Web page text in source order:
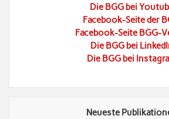
Die BGG bei
Facebook-Seite der
Facebook-Seite BGG-
Die BGG bei
Die BGG bei
Neueste